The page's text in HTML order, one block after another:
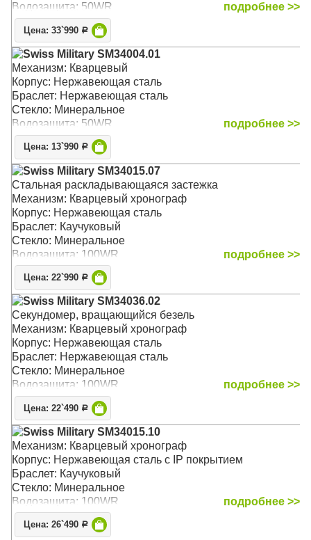
Водозащита: 50WR
подробнее >>
Цена: 33`990 Р
Swiss Military SM34004.01
Механизм: Кварцевый
Корпус: Нержавеющая сталь
Браслет: Нержавеющая сталь
Стекло: Минеральное
Водозащита: 50WR
подробнее >>
Цена: 13`990 Р
Swiss Military SM34015.07
Стальная раскладывающаяся застежка
Механизм: Кварцевый хронограф
Корпус: Нержавеющая сталь
Браслет: Каучуковый
Стекло: Минеральное
Водозащита: 100WR
подробнее >>
Цена: 22`990 Р
Swiss Military SM34036.02
Секундомер, вращающийся безель
Механизм: Кварцевый хронограф
Корпус: Нержавеющая сталь
Браслет: Нержавеющая сталь
Стекло: Минеральное
Водозащита: 100WR
подробнее >>
Цена: 22`490 Р
Swiss Military SM34015.10
Механизм: Кварцевый хронограф
Корпус: Нержавеющая сталь с IP покрытием
Браслет: Каучуковый
Стекло: Минеральное
Водозащита: 100WR
подробнее >>
Цена: 26`490 Р